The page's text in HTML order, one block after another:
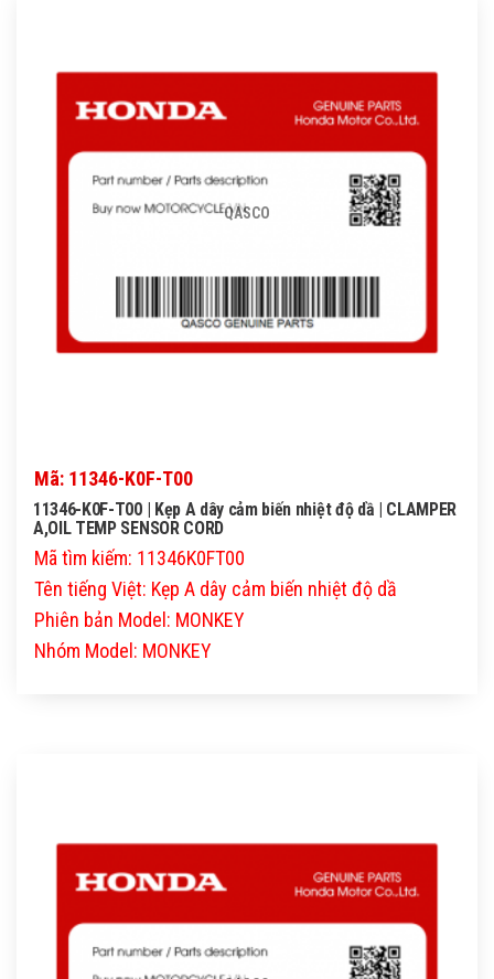
QASCO
Mã: 11346-K0F-T00
11346-K0F-T00 | Kẹp A dây cảm biến nhiệt độ dầ | CLAMPER
A,OIL TEMP SENSOR CORD
Mã tìm kiếm: 11346K0FT00
Tên tiếng Việt: Kẹp A dây cảm biến nhiệt độ dầ
Phiên bản Model: MONKEY
Nhóm Model: MONKEY